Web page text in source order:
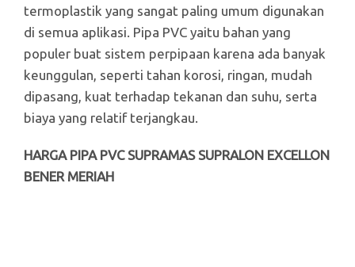
termoplastik yang sangat paling umum digunakan
di semua aplikasi. Pipa PVC yaitu bahan yang
populer buat sistem perpipaan karena ada banyak
keunggulan, seperti tahan korosi, ringan, mudah
dipasang, kuat terhadap tekanan dan suhu, serta
biaya yang relatif terjangkau.
HARGA PIPA PVC SUPRAMAS SUPRALON EXCELLON
BENER MERIAH